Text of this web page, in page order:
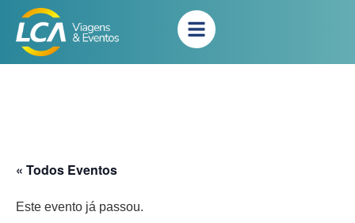
« Todos Eventos
Este evento já passou.